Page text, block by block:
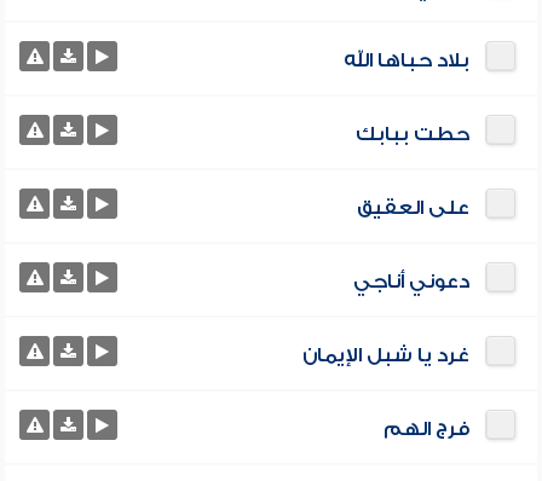
بلاد حباها الله
حطت ببابك
على العقيق
دعوني أناجي
غرد يا شبل الإيمان
فرج الهم